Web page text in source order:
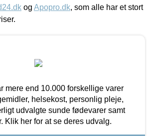
og Apopro.dk, som alle har et stort
mere end 10.000 forskellige varer
helsekost, personlig pleje,
udvalgte sunde fødevarer samt
Klik her for at se deres udvalg.